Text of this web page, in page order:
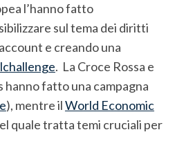
l’hanno fatto
sul tema dei diritti
e creando una
. La Croce Rossa e
hanno fatto una campagna
), mentre ilWorld Economic
quale tratta temi cruciali per